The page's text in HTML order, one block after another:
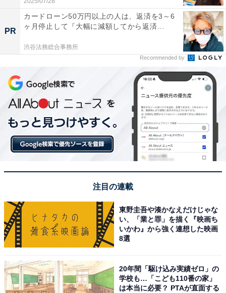
PR
カードローン50万円以上の人は、返済を3～6
ヶ月停止して『大幅に減額してから返済...
渋谷法務総合事務所
Recommended by
注目の連載
東野圭吾や湊かなえだけじゃな
い、「業と罪」を描く『映画ち
いかわ』から強く連想した映画
8選
20年間「駆け込み実績ゼロ」の
学校も…「こども110番の家」
は本当に必要？ PTAが直面する